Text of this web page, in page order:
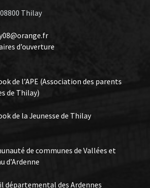
Thilay
d’ouverture
de l’APE (Association des parents
de Thilay)
de la Jeunesse de Thilay
de communes de Vallées et
d’Ardenne
départemental des Ardennes